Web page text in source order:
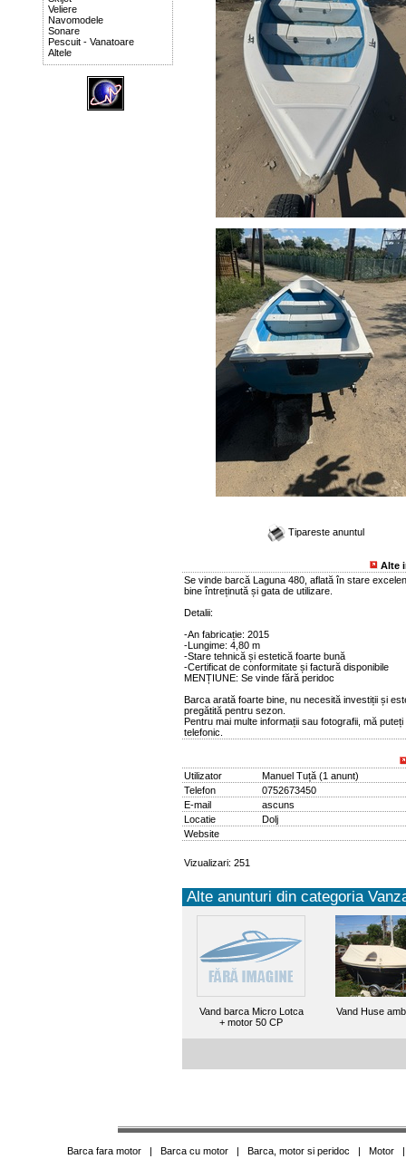
Veliere
Navomodele
Sonare
Pescuit - Vanatoare
Altele
Tipareste anuntul
Alte
Se vinde barcă Laguna 480, aflată în stare
bine întreținută și gata de utilizare.
Detalii:
-An fabricație: 2015
-Lungime: 4,80 m
-Stare tehnică și estetică foarte bună
-Certificat de conformitate și factură disponibile
MENȚIUNE: Se vinde fără peridoc
Barca arată foarte bine, nu necesită investiții și
pregătită pentru sezon.
Pentru mai multe informații sau fotografii, mă
telefonic.
Utilizator Manuel Tuță(1 anunt)
Telefon
0752673450
E-mail
ascuns
Locatie
Dolj
Website
Vizualizari: 251
Alte anunturi din categoria
Vand barca Micro Lotca
+ motor 50 CP
Vand Huse
Barca fara motor| Barca cu motor| Barca, motor si peridoc | Motor